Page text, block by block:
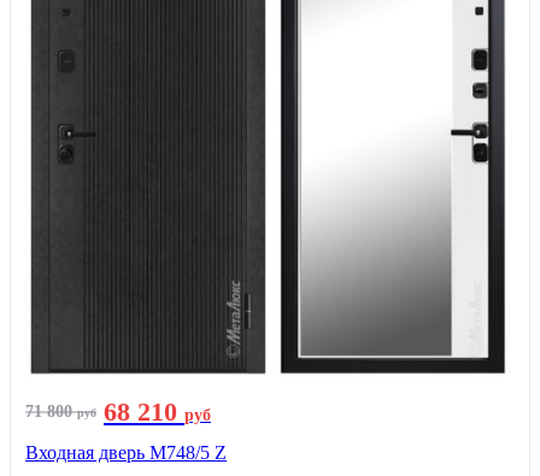
71 800руб 68 210 руб
Входная дверь М748/5 Z